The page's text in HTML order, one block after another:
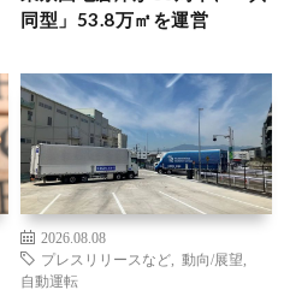
同型」53.8万㎡を運営
2026.08.08
プレスリリースなど
動向/展望
自動運転